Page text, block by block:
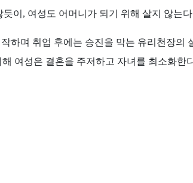
이 , 여성도 어머니가 되기 위해 살지 않는다
하며 취업 후에는 승진을 막는 유리천장의
여성은 결혼을 주저하고 자녀를 최소화한